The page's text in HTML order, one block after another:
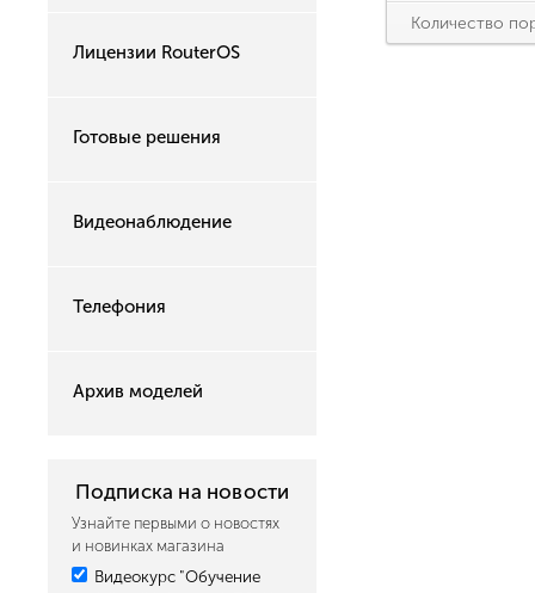
Лицензии RouterOS
Готовые решения
Видеонаблюдение
Телефония
Архив моделей
Подписка на новости
Узнайте первыми о новостях
и новинках магазина
Видеокурс "Обучение
Количество